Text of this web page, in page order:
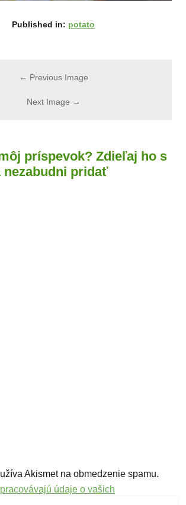
Published in: potato
← Previous Image
Next Image →
príspevok? Zdieľaj ho s
nezabudni pridať
Akismet na obmedzenie spamu.
údaje o vašich